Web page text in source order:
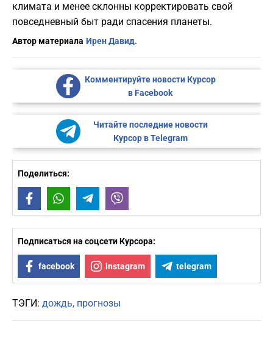
климата и менее склонны корректировать свой
повседневный быт ради спасения планеты.
Автор материала Ирен Давид.
Комментируйте новости Курсор
в Facebook
Читайте последние новости
Курсор в Telegram
Поделиться:
FacebookWhatsAppTelegram
Подписаться на соцсети Курсора:
facebook instagram telegram
ТЭГИ: дождь прогнозы